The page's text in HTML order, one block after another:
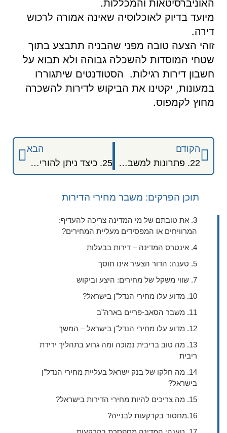
האוניברסיטאות והמכללות.
מיועד בדיוק לאוכלוסיה שאינה אמורה לרכוש
דירה.
זוהי הצעה טובה מפני שהבניה תתבצע בתוך
שטחי המוסדות להשכלה גבוהה ולא תבוא על
חשבון דירות רגילות. הסטודנטים שיתגוררו
במעונות, יקטינו את הביקוש לדירות להשכרה
מחוץ לקמפוס.
הקודם
22. פתרונות למשבר הדיור שהוצעו בעבר
הבא
25. כיצד ניתן להוריד את מחירי הנדל"ן הגבוהים בישראל- צד ההיצע
תוכן הפרקים: משבר מחירי הדירות
3. את טובתם של מי המדינה צריכה להעדיף:
המרוויחים או המפסידים מעליית המחירים?
4. אינטרס המדינה – דירות בבעלות
5. טענה: הדור הצעיר אינו חוסך
7. שווי משקל של מחירים: היצע וביקוש
10. מדוע עלו מחירי הנדל"ן בישראל?
11. משבר הסאב-פריים בארה"ב
12. מדוע עלו מחירי הנדל"ן בישראל – המשך
13. מה טוב בריבית נמוכה ומה גרוע בתהליך ירידת
ריבית
14. מה חלקו של בנק ישראל בעליית מחירי הנדל"ן
בישראל?
15. מה צריכים להיות מחירי הדירות בישראל?
16.מחסור בקרקעות לבנייה?